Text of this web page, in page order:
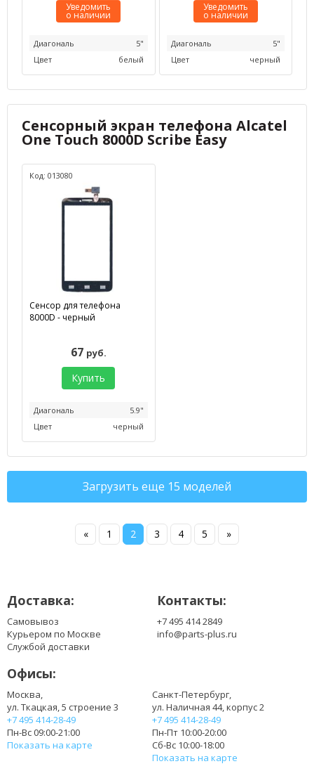
Уведомить
о наличии
Диагональ
5"
Цвет
белый
Уведомить
о наличии
Диагональ
5"
Цвет
черный
Сенсорный экран телефона Alcatel
One Touch 8000D Scribe Easy
Код: 013080
Сенсор для телефона
8000D - черный
67 руб.
Купить
Диагональ
5.9"
Цвет
черный
Загрузить еще 15 моделей
« 1 2 3 4 5 »
Доставка:
Самовывоз
Курьером по Москве
Службой доставки
Контакты:
+7 495 414 2849
info@parts-plus.ru
Офисы:
Москва,
ул. Ткацкая, 5 строение 3
+7 495 414-28-49
Пн-Вс 09:00-21:00
Показать на карте
Санкт-Петербург,
ул. Наличная 44, корпус 2
+7 495 414-28-49
Пн-Пт 10:00-20:00
Сб-Вс 10:00-18:00
Показать на карте